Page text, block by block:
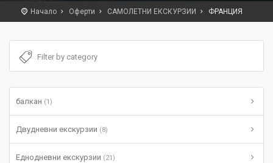
Начало Оферти САМОЛЕТНИ ЕКСКУРЗИИ ФРАНЦИЯ
балкан (1)
Двудневни екскурзии (8)
Еднодневни екскурзии (21)